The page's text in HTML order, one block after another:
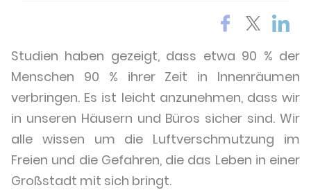
Studien haben gezeigt, dass etwa 90 % der
Menschen 90 % ihrer Zeit in Innenräumen
verbringen. Es ist leicht anzunehmen, dass wir
in unseren Häusern und Büros sicher sind. Wir
alle wissen um die Luftverschmutzung im
Freien und die Gefahren, die das Leben in einer
Großstadt mit sich bringt.